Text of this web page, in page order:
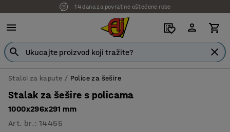
14 dana za povrat ne oštećene robe
Stalci za kapute Police za šešire
Stalak za šešire s policama
1000x296x291 mm
Art. br. :14455